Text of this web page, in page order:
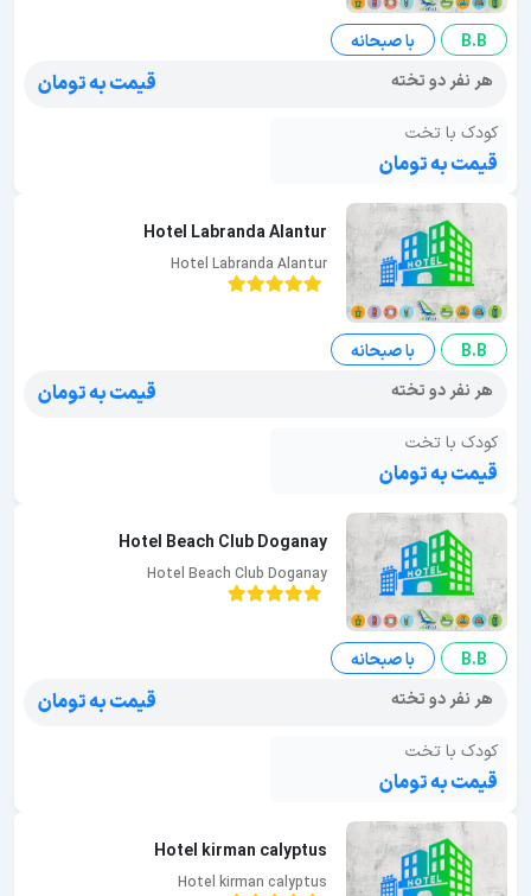
B.B
با صبحانه
هر نفر دو تخته
قیمت به تومان
کودک با تخت
قیمت به تومان
Hotel Labranda Alantur
Hotel Labranda Alantur
B.B
با صبحانه
هر نفر دو تخته
قیمت به تومان
کودک با تخت
قیمت به تومان
Hotel Beach Club Doganay
Hotel Beach Club Doganay
B.B
با صبحانه
هر نفر دو تخته
قیمت به تومان
کودک با تخت
قیمت به تومان
Hotel kirman calyptus
Hotel kirman calyptus